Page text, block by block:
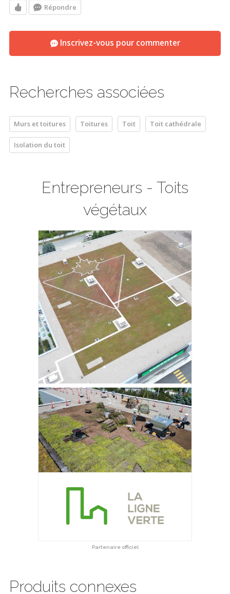
Répondre
Inscrivez-vous pour commenter
Recherches associées
Murs et toitures Toitures Toit Toit cathédrale
Isolation du toit
Entrepreneurs - Toits
végétaux
Partenaire officiel
Produits connexes